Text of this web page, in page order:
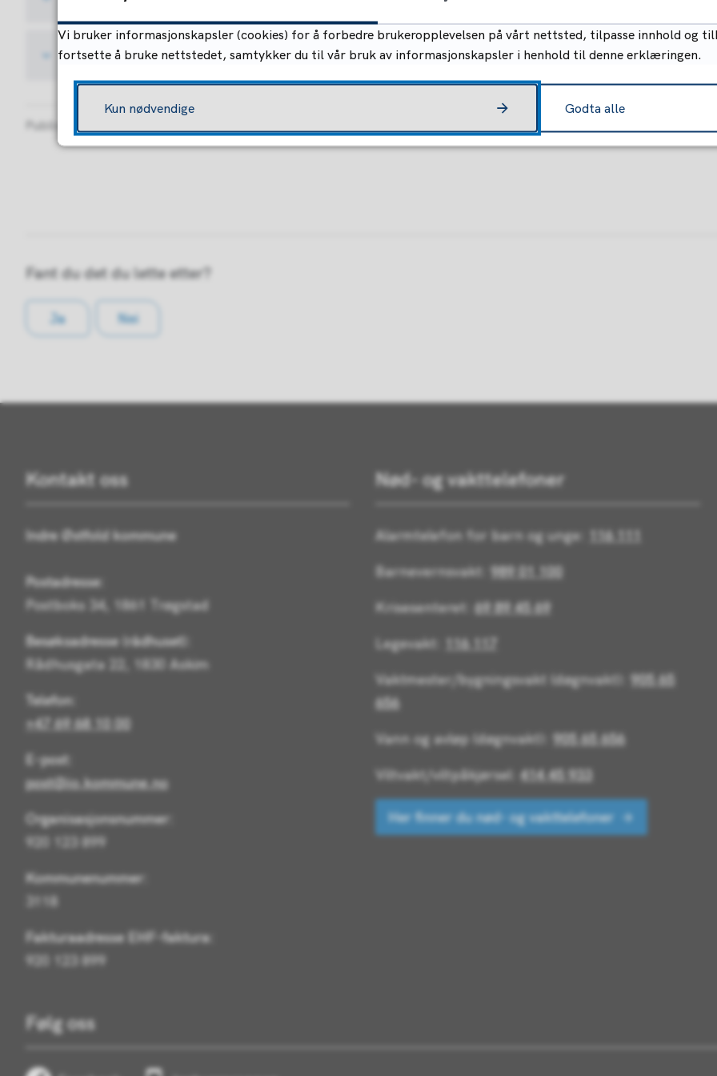
For deg som ønsker mer utfordring
Publisert
Fant du det du lette etter?
Ja Nei
Kontakt oss
Indre Østfold kommune
Postadresse:
Postboks 34, 1861 Trøgstad
Besøksadresse (rådhuset):
Rådhusgata 22, 1830 Askim
Telefon:
+47 69 68 10 00
E-post:
post@io.kommune.no
Organisasjonsnummer:
920 123 899
Kommunenummer:
3118
Fakturaadresse EHF-faktura:
920 123 899
Nød- og vakttelefoner
Alarmtelefon for barn og unge:
116 111
Barnevernsvakt: 989 01 100
Krisesenteret:69 89 45 69
Legevakt:
116 117
Vaktmester/bygningsvakt (døgnvakt): 905 65
656
Vann og avløp (døgnvakt): 905 65 656
Viltvakt/viltpåkjørsel:414 45 933
Her finner du nød- og vakttelefoner
Følg oss
Vi bruker informasjonskapsler (cookies) for å forbedre brukeropplevelsen på vårt nettsted, tilpasse innhold og
fortsette å bruke nettstedet, samtykker du til vår bruk av informasjonskapsler i henhold til denne erklæringen.
Kun nødvendige Godta alle